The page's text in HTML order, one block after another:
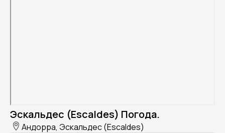
Эскальдес (Escaldes) Погода.
Андорра, Эскальдес (Escaldes)